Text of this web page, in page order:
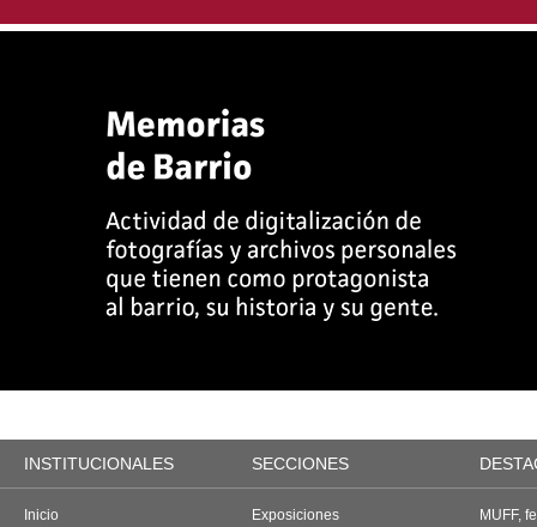
INSTITUCIONALES SECCIONES
Inicio
Exposiciones
MUFF,